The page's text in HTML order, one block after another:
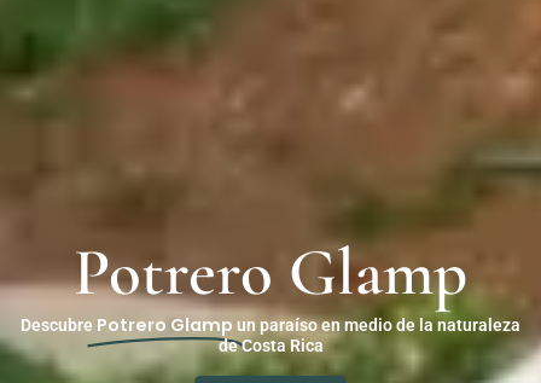
Potrero Glamp
Descubre Potrero Glamp un paraíso en medio de la naturaleza
de Costa Rica